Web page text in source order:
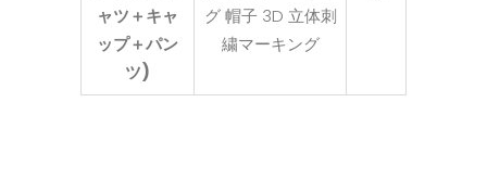
ャツ＋キャ
ップ＋パン
ツ)
グ 帽子 3D 立体刺
繍マーキング